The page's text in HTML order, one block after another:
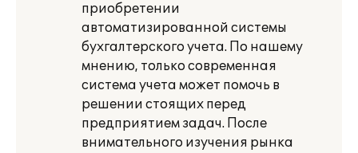
приобретении
автоматизированной системы
бухгалтерского учета. По нашему
мнению, только современная
система учета может помочь в
решении стоящих перед
предприятием задач. После
внимательного изучения рынка